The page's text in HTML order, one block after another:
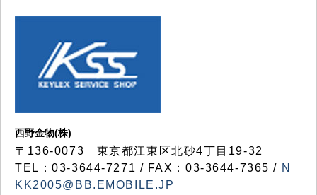
西野金物(株)
〒136-0073 東京都江東区北砂4丁目19-32
TEL：03‐3644‐7271 / FAX：03-3644-7365 / N
KK2005@BB.EMOBILE.JP